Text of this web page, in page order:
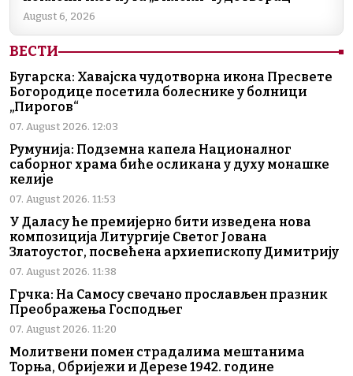
August 6, 2026
ВЕСТИ
Бугарска: Хавајска чудотворна икона Пресвете
Богородице посетила болеснике у болници
„Пирогов“
07. August 2026. 12:03
Румунија: Подземна капела Националног
саборног храма биће осликана у духу монашке
келије
07. August 2026. 11:53
У Даласу ће премијерно бити изведена нова
композиција Литургије Светог Јована
Златоустог, посвећена архиепископу Димитрију
07. August 2026. 11:38
Грчка: На Самосу свечано прослављен празник
Преображења Господњег
07. August 2026. 11:20
Молитвени помен страдалима мештанима
Торња, Обријежи и Дерезе 1942. године